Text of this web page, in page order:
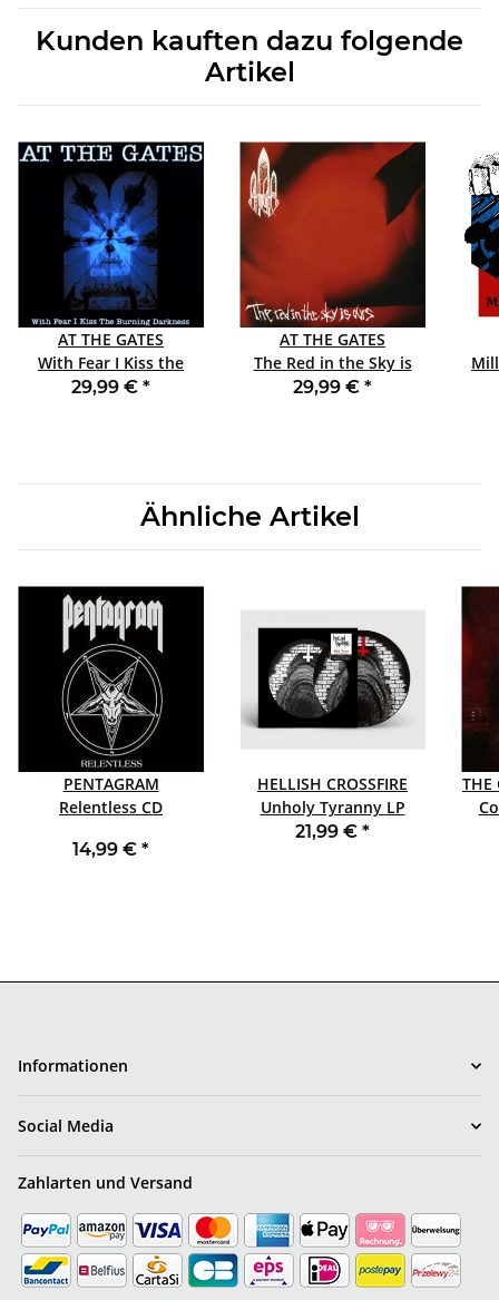
Kunden kauften dazu folgende
Artikel
AT THE GATES
With Fear I Kiss the
Burning Darkness LP
29,99 € *
AT THE GATES
The Red in the Sky is
Ours LP CLEAR
29,99 € *
Ähnliche Artikel
PENTAGRAM
Relentless CD
14,99 € *
HELLISH CROSSFIRE
Unholy Tyranny LP
PICTURE PERSECUTION21,99 € *
THE
Informationen
Social Media
Zahlarten und Versand